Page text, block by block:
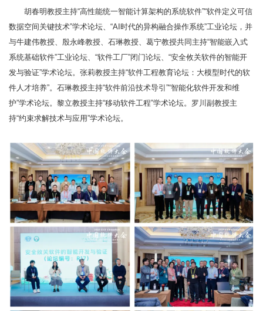
胡春明教授主持“高性能统一智能计算架构的系统软件”“软件定义可信
数据空间关键技术”学术论坛、“AI时代的异构融合操作系统”工业论坛，并
与牛建伟教授、殷永峰教授、石琳教授、葛宁教授共同主持“智能嵌入式
系统基础软件”工业论坛、“软件工厂”闭门论坛、“安全攸关软件的智能开
发与验证”学术论坛。张莉教授主持“软件工程教育论坛：大模型时代的软
件人才培养”。石琳教授主持“软件前沿技术导引”“智能化软件开发和维
护”学术论坛。黎立教授主持“移动软件工程”学术论坛。罗川副教授主
持“约束求解技术与应用”学术论坛。